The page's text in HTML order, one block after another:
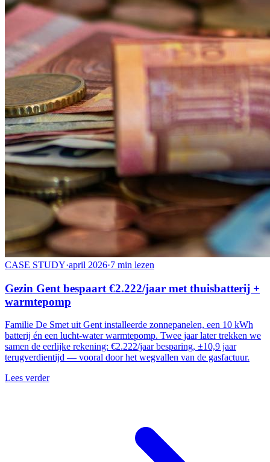
CASE STUDY·april 2026·7 min lezen
Gezin Gent bespaart €2.222/jaar met thuisbatterij +
warmtepomp
Familie De Smet uit Gent installeerde zonnepanelen, een 10 kWh
batterij én een lucht-water warmtepomp. Twee jaar later trekken we
samen de eerlijke rekening: €2.222/jaar besparing, ±10,9 jaar
terugverdientijd — vooral door het wegvallen van de gasfactuur.
Lees verder